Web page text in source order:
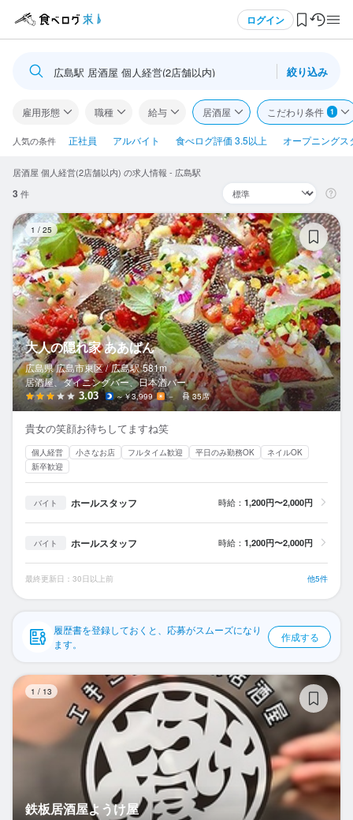
ログイン
ログイン・無料会員登録
食べログ求人TOP
求人検索
閲覧履歴
気になる求人
検索履歴・保存した条件
応募履歴
WEB履歴書
スカウト・メルマガ受信設定
ヘルプ・お問い合わせフォーム
掲載をご検討の店舗様へ
プライバシーポリシー
企業情報
広島駅 居酒屋 個人経営(2店舗以内) 絞り込み
雇用形態 職種 給与 居酒屋 こだわり条件 1
人気の条件 正社員 アルバイト 食べログ評価 3.5以上 オープニングス
居酒屋 個人経営(2店舗以内) の求人情報 - 広島駅
3 件
1 / 25
大人の隠れ家 ああばん
広島県 広島市東区 / 広島駅 581m
居酒屋、ダイニングバー、日本酒バー
3.03 ～￥3,999 － 35席
貴女の笑顔お待ちしてますね笑
個人経営 小さなお店 フルタイム歓迎 平日のみ勤務OK
ネイルOK
新卒歓迎
バイト ホールスタッフ 時給： 1,200円〜2,000円
バイト ホールスタッフ 時給： 1,200円〜2,000円
最終更新日：30日以上前 他5件
履歴書を登録しておくと、応募がスムーズになり
ます。
作成する
1 / 13
鉄板居酒屋ようけ屋